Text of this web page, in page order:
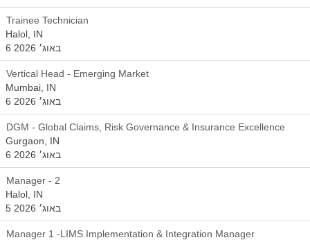
Trainee Technician
Halol, IN
6 באוג׳ 2026
Vertical Head - Emerging Market
Mumbai, IN
6 באוג׳ 2026
DGM - Global Claims, Risk Governance & Insurance Excellence
Gurgaon, IN
6 באוג׳ 2026
Manager - 2
Halol, IN
5 באוג׳ 2026
Manager 1 -LIMS Implementation & Integration Manager